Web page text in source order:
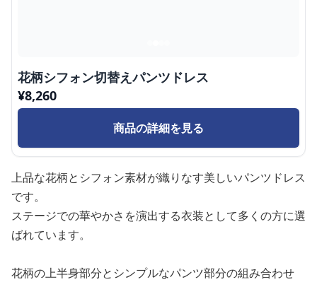
花柄シフォン切替えパンツドレス
¥8,260
商品の詳細を見る
上品な花柄とシフォン素材が織りなす美しいパンツドレス
です。
ステージでの華やかさを演出する衣装として多くの方に選
ばれています。
花柄の上半身部分とシンプルなパンツ部分の組み合わせ